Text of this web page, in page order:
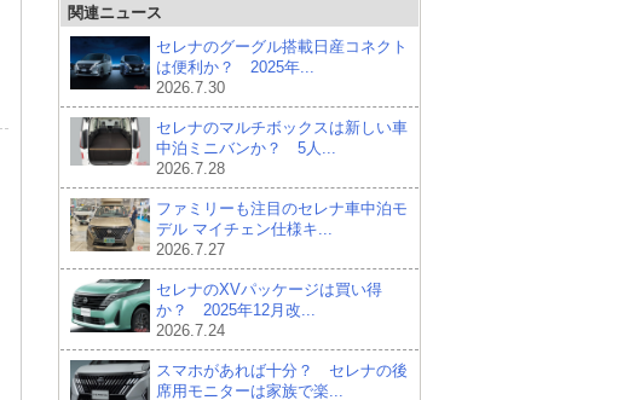
関連ニュース
セレナのグーグル搭載日産コネクト
は便利か？ 2025年...
2026.7.30
セレナのマルチボックスは新しい車
中泊ミニバンか？ 5人...
2026.7.28
ファミリーも注目のセレナ車中泊モ
デル マイチェン仕様キ...
2026.7.27
セレナのXVパッケージは買い得
か？ 2025年12月改...
2026.7.24
スマホがあれば十分？ セレナの後
席用モニターは家族で楽...